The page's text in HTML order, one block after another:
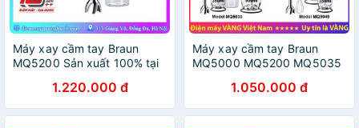
Máy xay cầm tay Braun
MQ5200 Sản xuất 100% tại
suất 1000w, chống văng
độc quyền, xay nhanh
1.220.000 đ
Máy xay cầm tay Braun
MQ5000 MQ5200 MQ5035
MQ5245 MQ3045 - Phụ
kiện máy xay Braun (Hàng
chính hãng)
1.050.000 đ